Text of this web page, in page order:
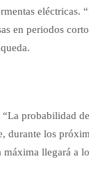
eléctricas.
en periodos
probabilidad
durante los
llegará a